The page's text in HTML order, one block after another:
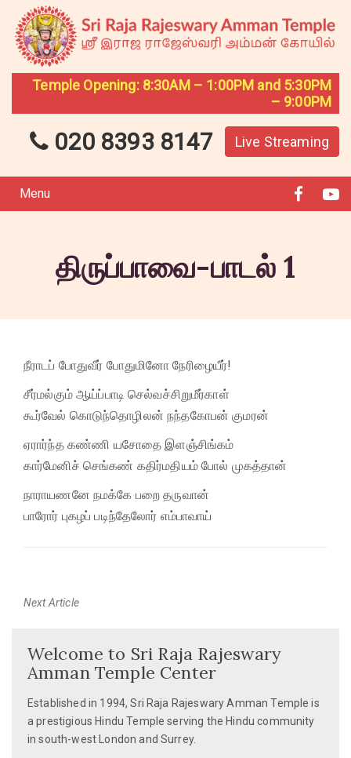
Temple Opening: 8:30AM – 1:00PM and 5:30PM
– 9:00PM
020 8393 8147 Live Streaming
Menu
திருப்பாவை-பாடல் 1
நீராடப் போதுவீர் போதுமினோ நேரிழையீர்!
சீர்மல்கும் ஆய்ப்பாடி செல்வச்சிறுமீர்காள்
கூர்வேல் கொடுந்தொழிலன் நந்தகோபன் குமரன்
ஏரார்ந்த கண்ணி யசோதை இளஞ்சிங்கம்
கார்மேனிச் செங்கண் கதிர்மதியம் போல் முகத்தான்
நாராயணனே நமக்கே பறை தருவான்
பாரோர் புகழப் படிந்தேலோர் எம்பாவாய்
Next Article
Welcome to Sri Raja Rajeswary
Amman Temple Center
Established in 1994, Sri Raja Rajeswary Amman Temple is
a prestigious Hindu Temple serving the Hindu community
in south-west London and Surrey.